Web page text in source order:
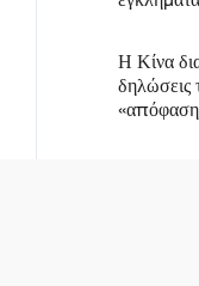
Η Κίνα
δηλώσεις
«απόφαση